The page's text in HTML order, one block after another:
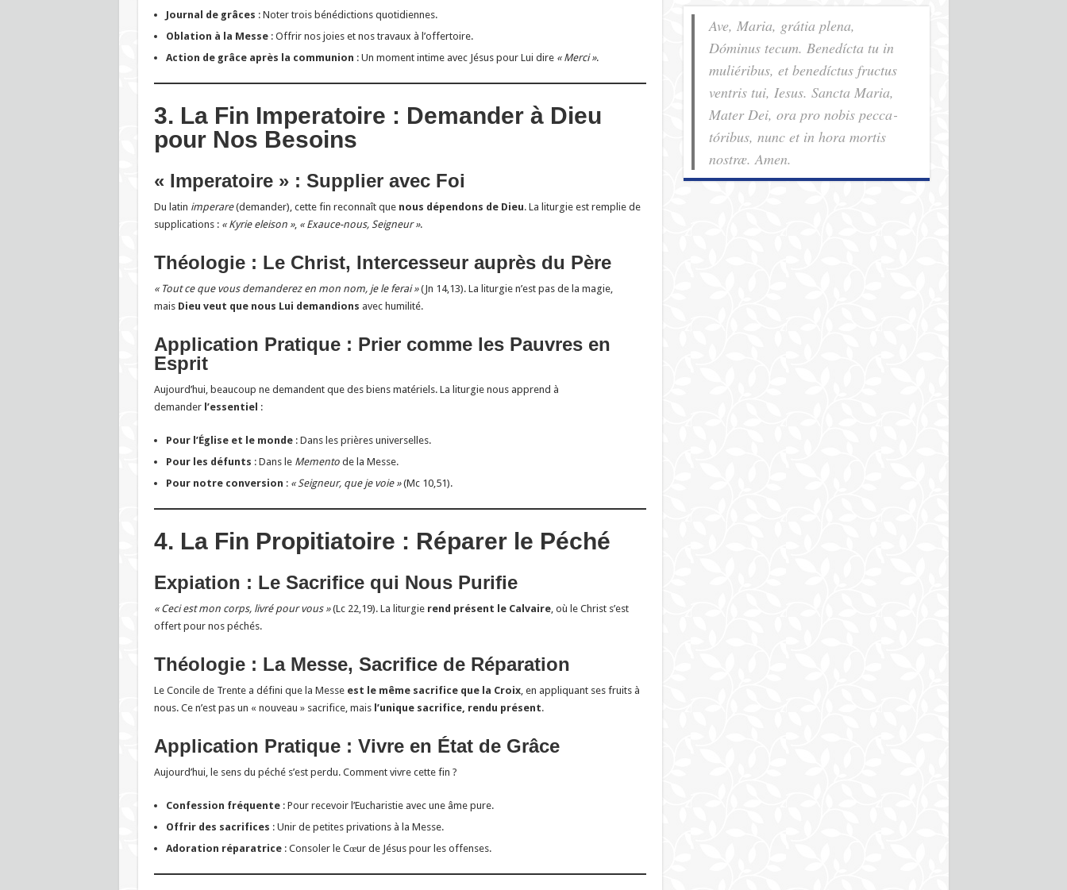
Journal de grâces : Noter trois bénédictions quotidiennes.
Oblation à la Messe: Offrir nos joies et nos travaux à l’offertoire.
Action de grâce après la communion : Un moment intime avec Jésus pour Lui dire « Merci ».
3. La Fin Imperatoire : Demander à Dieu
pour Nos Besoins
« Imperatoire » : Supplier avec Foi
Du latin imperare(demander), cette fin reconnaît que nous dépendons de Dieu. La liturgie est remplie de
supplications : « Kyrie eleison », « Exauce-nous, Seigneur ».
Théologie : Le Christ, Intercesseur auprès du Père
« Tout ce que vous demanderez en mon nom, je le ferai »(Jn 14,13). La liturgie n’est pas de la magie,
mais Dieu veut que nous Lui demandions avec humilité.
Application Pratique : Prier comme les Pauvres en
Esprit
Aujourd’hui, beaucoup ne demandent que des biens matériels. La liturgie nous apprend à
demander l’essentiel :
Pour l’Église et le monde: Dans les prières universelles.
Pour les défunts : Dans le Mementode la Messe.
Pour notre conversion : « Seigneur, que je voie »(Mc 10,51).
4. La Fin Propitiatoire : Réparer le Péché
Expiation : Le Sacrifice qui Nous Purifie
« Ceci est mon corps, livré pour vous »(Lc 22,19). La liturgie rend présent le Calvaire, où le Christ s’est
offert pour nos péchés.
Théologie : La Messe, Sacrifice de Réparation
Le Concile de Trente a défini que la Messe est le même sacrifice que la Croix, en appliquant ses fruits à
nous. Ce n’est pas un « nouveau » sacrifice, mais l’unique sacrifice, rendu présent.
Application Pratique : Vivre en État de Grâce
Aujourd’hui, le sens du péché s’est perdu. Comment vivre cette fin ?
Confession fréquente: Pour recevoir l’Eucharistie avec une âme pure.
Offrir des sacrifices : Unir de petites privations à la Messe.
Adoration réparatrice: Consoler le Cœur de Jésus pour les offenses.
Ave, Maria, grátia plena,
Dóminus tecum. Benedícta tu in
muliéribus, et benedíctus fructus
ventris tui, Iesus. Sancta Maria,
Mater Dei, ora pro nobis pec­ca­
tóribus, nunc et in hora mortis
nostræ. Amen.